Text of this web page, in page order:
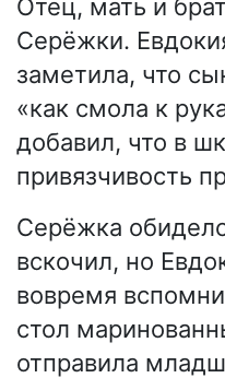
Отец, мать и
Серёжки.
заметила, что
«как смола к
добавил, что в
привязчивость
Серёжка
вскочил, но
вовремя
стол
отправила